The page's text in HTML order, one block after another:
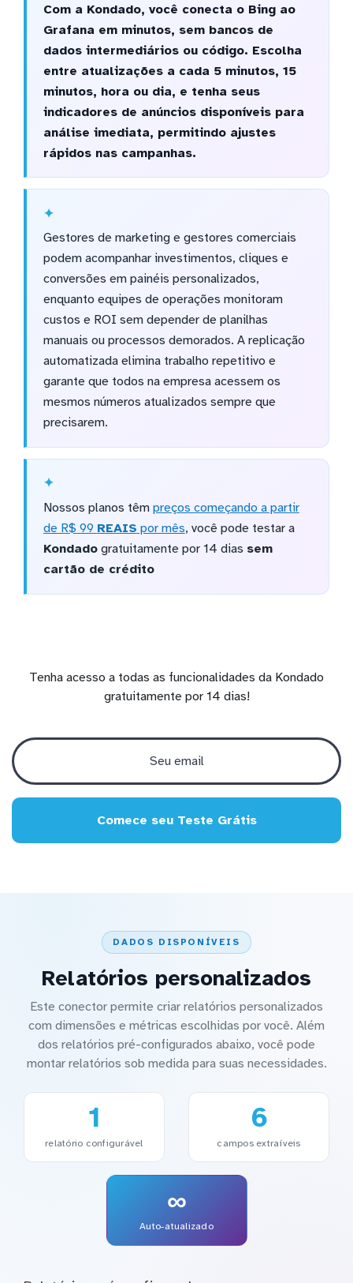
Com a Kondado, você conecta o Bing ao
Grafana em minutos, sem bancos de
dados intermediários ou código. Escolha
entre atualizações a cada 5 minutos, 15
minutos, hora ou dia, e tenha seus
indicadores de anúncios disponíveis para
análise imediata, permitindo ajustes
rápidos nas campanhas.
Gestores de marketing e gestores comerciais
podem acompanhar investimentos, cliques e
conversões em painéis personalizados,
enquanto equipes de operações monitoram
custos e ROI sem depender de planilhas
manuais ou processos demorados. A replicação
automatizada elimina trabalho repetitivo e
garante que todos na empresa acessem os
mesmos números atualizados sempre que
precisarem.
Nossos planos têm preços começando a partir
de R$ 99 REAIS por mês, você pode testar a
Kondadogratuitamente por 14 dias sem
cartão de crédito
Tenha acesso a todas as funcionalidades da Kondado
gratuitamente por 14 dias!
Comece seu Teste Grátis
DADOS DISPONÍVEIS
Relatórios personalizados
Este conector permite criar relatórios personalizados
com dimensões e métricas escolhidas por você. Além
dos relatórios pré-configurados abaixo, você pode
montar relatórios sob medida para suas necessidades.
1
relatório configurável
6
campos extraíveis
∞
Auto-atualizado